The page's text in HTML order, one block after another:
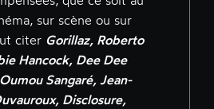
sur scène ou sur
citer Gorillaz, Roberto
Hancock, Dee Dee
Sangaré, Jean-
Disclosure,